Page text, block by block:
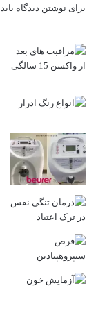
برای نوشتن دیدگاه باید